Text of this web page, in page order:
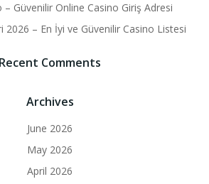
– Güvenilir Online Casino Giriş Adresi
2026 – En İyi ve Güvenilir Casino Listesi
Recent Comments
Archives
June 2026
May 2026
April 2026